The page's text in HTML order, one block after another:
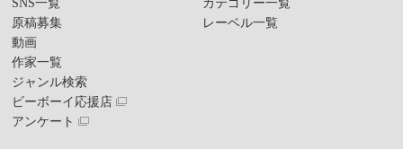
SNS一覧
原稿募集
動画
作家一覧
ジャンル検索
ビーボーイ応援店
アンケート
カテゴリー一覧
レーベル一覧